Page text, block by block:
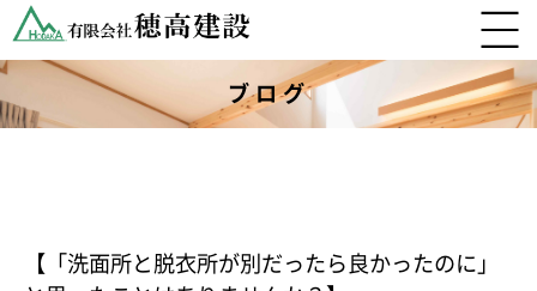
ブログ
【「洗面所と脱衣所が別だったら良かったのに」